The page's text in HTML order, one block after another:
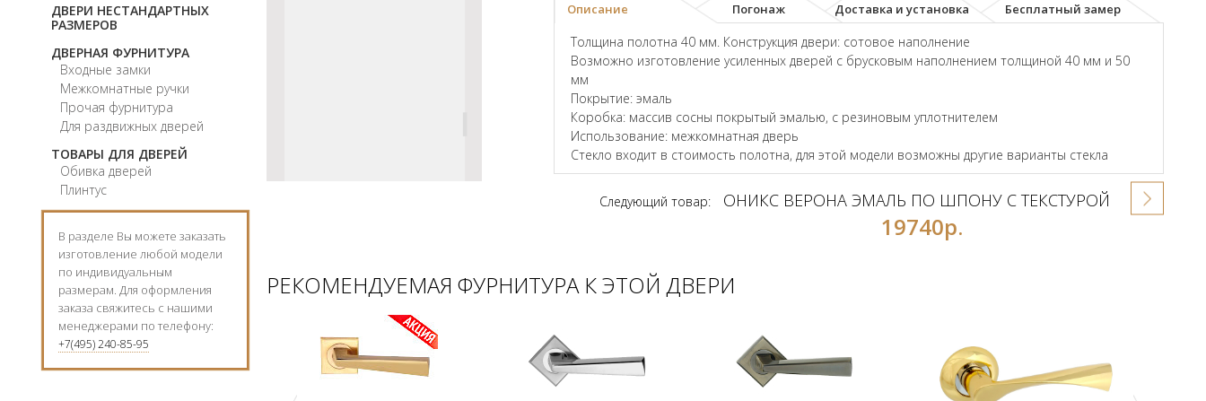
ДВЕРИ НЕСТАНДАРТНЫХ
РАЗМЕРОВ
ДВЕРНАЯ ФУРНИТУРА
Входные замки
Межкомнатные ручки
Прочая фурнитура
Для раздвижных дверей
ТОВАРЫ ДЛЯ ДВЕРЕЙ
Обивка дверей
Плинтус
В разделе Вы можете заказать
изготовление любой модели
по индивидуальным
размерам. Для оформления
заказа свяжитесь с нашими
менеджерами по телефону:
+7(495) 240-85-95
Описание Погонаж Доставка и установка Бесплатный замер
Толщина полотна 40 мм. Конструкция двери: сотовое наполнение
Возможно изготовление усиленных дверей с брусковым наполнением толщиной 40 мм и 50
мм
Покрытие: эмаль
Коробка: массив сосны покрытый эмалью, с резиновым уплотнителем
Использование: межкомнатная дверь
Стекло входит в стоимость полотна, для этой модели возможны другие варианты стекла
Следующий товар: ОНИКС ВЕРОНА ЭМАЛЬ ПО ШПОНУ С ТЕКСТУРОЙ
19740р.
РЕКОМЕНДУЕМАЯ ФУРНИТУРА К ЭТОЙ ДВЕРИ